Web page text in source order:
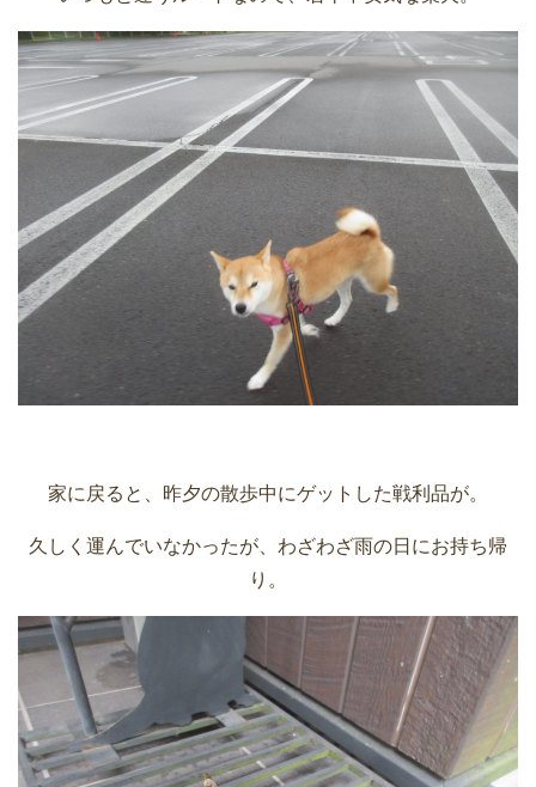
家に戻ると、昨夕の散歩中にゲットした戦利品が。
久しく運んでいなかったが、わざわざ雨の日にお持ち帰
り。